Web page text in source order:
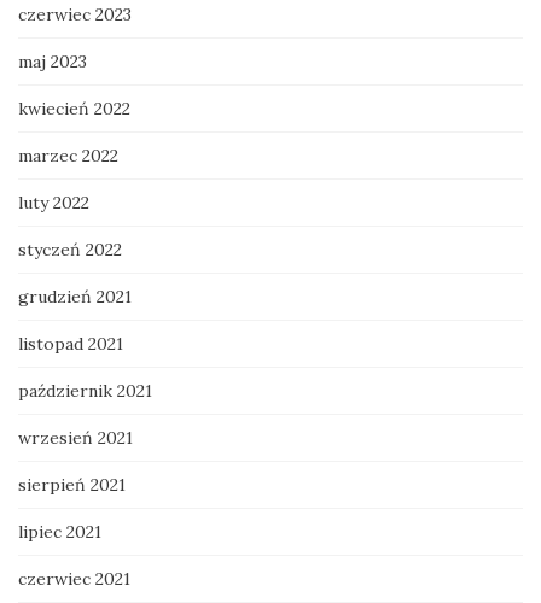
czerwiec 2023
maj 2023
kwiecień 2022
marzec 2022
luty 2022
styczeń 2022
grudzień 2021
listopad 2021
październik 2021
wrzesień 2021
sierpień 2021
lipiec 2021
czerwiec 2021